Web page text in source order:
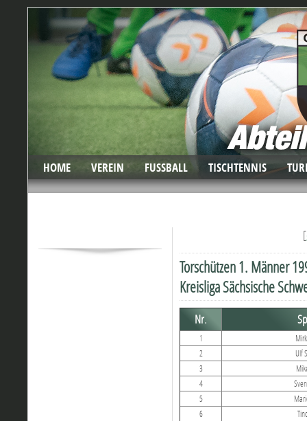
HOME VEREIN FUSSBALL TISCHTENNIS
[
Torschützen 1. Männer
Kreisliga Sächsische
Nr.
1
2
Ulf
3
4
5
6